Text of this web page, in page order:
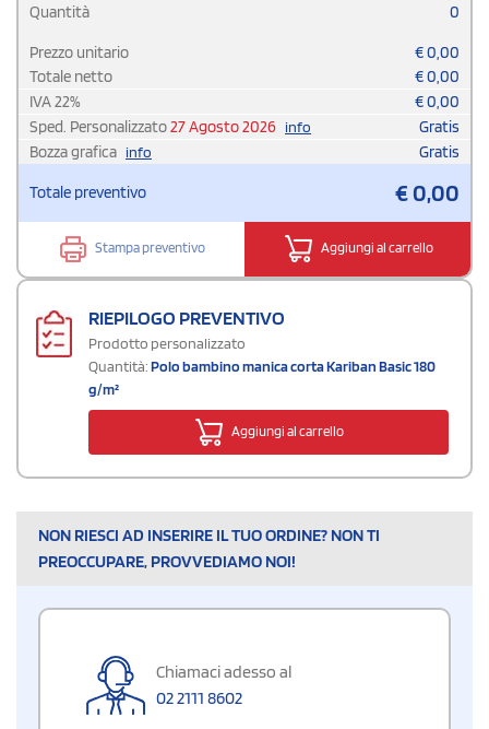
Quantità 0
Prezzo unitario €0,00
Totale netto
€0,00
IVA22% €0,00
Sped. Personalizzato27 Agosto 2026 info
Gratis
Bozza grafica info Gratis
Totale preventivo €0,00
Stampa preventivo Aggiungi al carrello
RIEPILOGO PREVENTIVO
Prodotto personalizzato
Quantità:Polo bambino manica corta Kariban Basic 180
g/m²
Aggiungi al carrello
NON RIESCI AD INSERIRE IL TUO ORDINE? NON TI
PREOCCUPARE, PROVVEDIAMO NOI!
Chiamaci adesso al
02 2111 8602